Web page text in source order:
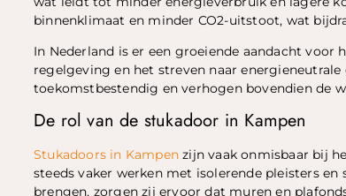
binnenklimaat en minder CO2-uitstoot, wat
In Nederland is er een groeiende aandacht
regelgeving en het streven naar
toekomstbestendig en verhogen bovendien de
De rol van de stukadoor in Kampen
Stukadoors in Kampen zijn vaak onmisbaar bij
steeds vaker werken met isolerende pleisters
brengen, zorgen zij ervoor dat muren en